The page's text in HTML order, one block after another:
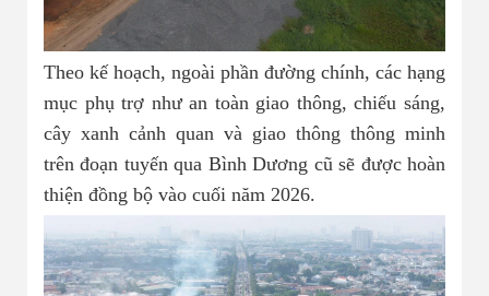
Theo kế hoạch, ngoài phần đường chính, các hạng
mục phụ trợ như an toàn giao thông, chiếu sáng,
cây xanh cảnh quan và giao thông thông minh
trên đoạn tuyến qua Bình Dương cũ sẽ được hoàn
thiện đồng bộ vào cuối năm 2026.